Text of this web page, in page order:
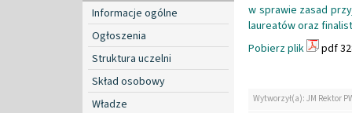
Informacje ogólne
Ogłoszenia
Struktura uczelni
Skład osobowy
Władze
w sprawie zasad
laureatów oraz
Pobierz plik
pdf
Wytworzył(a): JM Rektor